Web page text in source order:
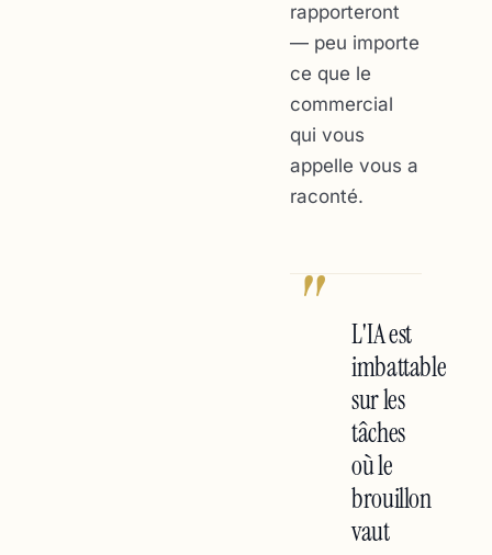
rapporteront
— peu importe
ce que le
commercial
qui vous
appelle vous a
raconté.
"
L'IA est
imbattable
sur les
tâches
où le
brouillon
vaut